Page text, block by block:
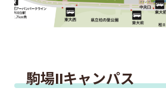
駒場IIキャンパス